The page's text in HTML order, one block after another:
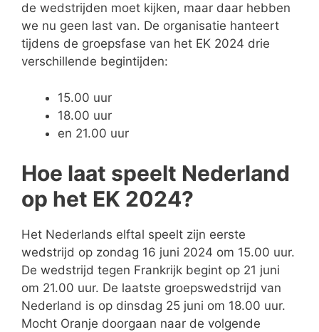
de wedstrijden moet kijken, maar daar hebben
we nu geen last van. De organisatie hanteert
tijdens de groepsfase van het EK 2024 drie
verschillende begintijden:
15.00 uur
18.00 uur
en 21.00 uur
Hoe laat speelt Nederland
op het EK 2024?
Het Nederlands elftal speelt zijn eerste
wedstrijd op zondag 16 juni 2024 om 15.00 uur.
De wedstrijd tegen Frankrijk begint op 21 juni
om 21.00 uur. De laatste groepswedstrijd van
Nederland is op dinsdag 25 juni om 18.00 uur.
Mocht Oranje doorgaan naar de volgende